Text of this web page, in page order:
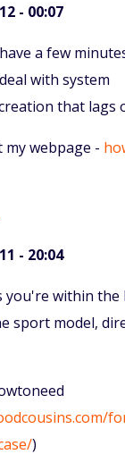
- 00:07
a few
with system
that lags
my webpage -
- 20:04
you're within the
sport model,
)